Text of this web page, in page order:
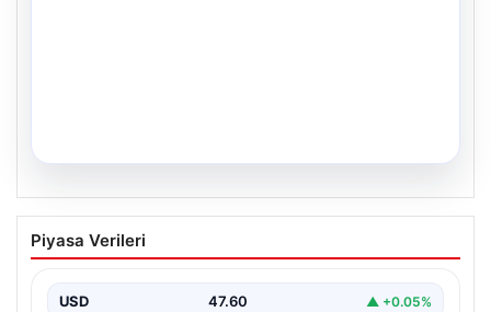
05.08.2026
34 Yıl Sonra Gelen Umut: İkiz Kız
Kardeşler Aileleriyle Anıtkabir’de
(59) çifti, tam 34 yıllık bir bekleyişin…
Piyasa Verileri
USD 47.60 ▲ +0.05%